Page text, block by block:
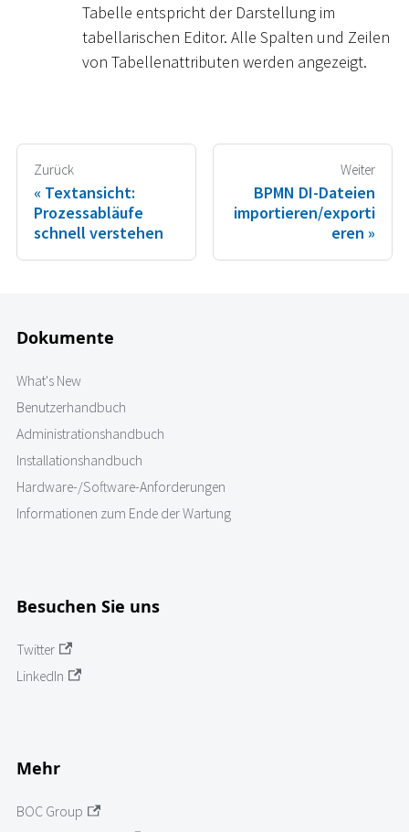
Tabelle entspricht der Darstellung im
tabellarischen Editor. Alle Spalten und Zeilen
von Tabellenattributen werden angezeigt.
Zurück
Textansicht:
Prozessabläufe
schnell verstehen
Weiter
BPMN DI-Dateien
importieren/exporti
eren
Dokumente
What's New
Benutzerhandbuch
Administrationshandbuch
Installationshandbuch
Hardware-/Software-Anforderungen
Informationen zum Ende der Wartung
Besuchen Sie uns
Twitter
LinkedIn
Mehr
BOC Group